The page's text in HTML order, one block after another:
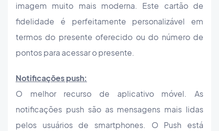
imagem muito mais moderna. Este cartão de
fidelidade é perfeitamente personalizável em
termos do presente oferecido ou do número de
pontos para acessar o presente.
Notificações push:
O melhor recurso de aplicativo móvel. As
notificações push são as mensagens mais lidas
pelos usuários de smartphones. O Push está